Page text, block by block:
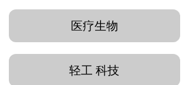
医疗生物
轻工 科技